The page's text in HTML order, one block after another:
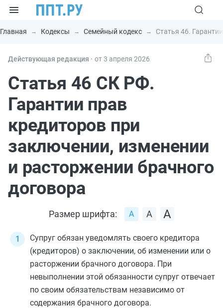
Главная Кодексы Семейный кодекс Статья 46.
Действующая редакция ⸱ от 3 апреля 2026
Статья 46 СК РФ.
Гарантии прав
кредиторов при
заключении, изменении
и расторжении брачного
договора
Размер шрифта:
Супруг обязан уведомлять своего кредитора
(кредиторов) о заключении, об изменении или о
расторжении брачного договора. При
невыполнении этой обязанности супруг отвечает
по своим обязательствам независимо от
содержания брачного договора.